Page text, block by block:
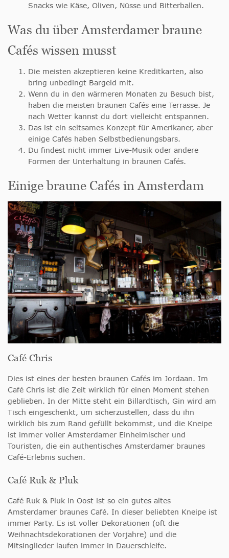
Snacks wie Käse, Oliven, Nüsse und Bitterballen.
Was du über Amsterdamer braune
Cafés wissen musst
Die meisten akzeptieren keine Kreditkarten, also
bring unbedingt Bargeld mit.
Wenn du in den wärmeren Monaten zu Besuch bist,
haben die meisten braunen Cafés eine Terrasse. Je
nach Wetter kannst du dort vielleicht entspannen.
Das ist ein seltsames Konzept für Amerikaner, aber
einige Cafés haben Selbstbedienungsbars.
Du findest nicht immer Live-Musik oder andere
Formen der Unterhaltung in braunen Cafés.
Einige braune Cafés in Amsterdam
Café Chris
Dies ist eines der besten braunen Cafés im Jordaan. Im
Café Chris ist die Zeit wirklich für einen Moment stehen
geblieben. In der Mitte steht ein Billardtisch, Gin wird am
Tisch eingeschenkt, um sicherzustellen, dass du ihn
wirklich bis zum Rand gefüllt bekommst, und die Kneipe
ist immer voller Amsterdamer Einheimischer und
Touristen, die ein authentisches Amsterdamer braunes
Café-Erlebnis suchen.
Café Ruk & Pluk
Café Ruk & Pluk in Oost ist so ein gutes altes
Amsterdamer braunes Café. In dieser beliebten Kneipe ist
immer Party. Es ist voller Dekorationen (oft die
Weihnachtsdekorationen der Vorjahre) und die
Mitsinglieder laufen immer in Dauerschleife.